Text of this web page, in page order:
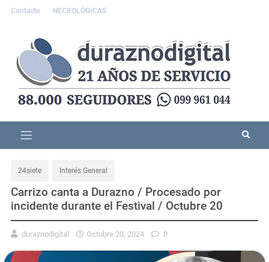
Contacto NECROLÓGICAS
24siete Interés General
Carrizo canta a Durazno / Procesado por
incidente durante el Festival / Octubre 20
duraznodigital Octubre 20, 2024 0